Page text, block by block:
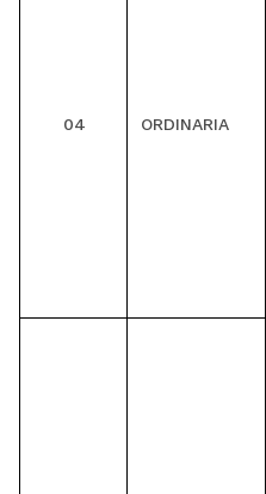
04 ORDINARIA